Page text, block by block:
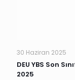
30 Haziran 2025
DEU YBS Son
2025